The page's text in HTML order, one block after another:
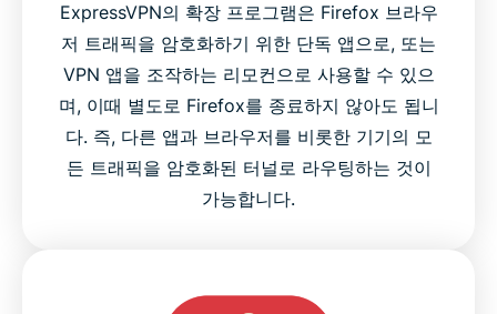
ExpressVPN의 확장 프로그램은 Firefox 브라우
저 트래픽을 암호화하기 위한 단독 앱으로, 또는
VPN 앱을 조작하는 리모컨으로 사용할 수 있으
며, 이때 별도로 Firefox를 종료하지 않아도 됩니
다. 즉, 다른 앱과 브라우저를 비롯한 기기의 모
든 트래픽을 암호화된 터널로 라우팅하는 것이
가능합니다.